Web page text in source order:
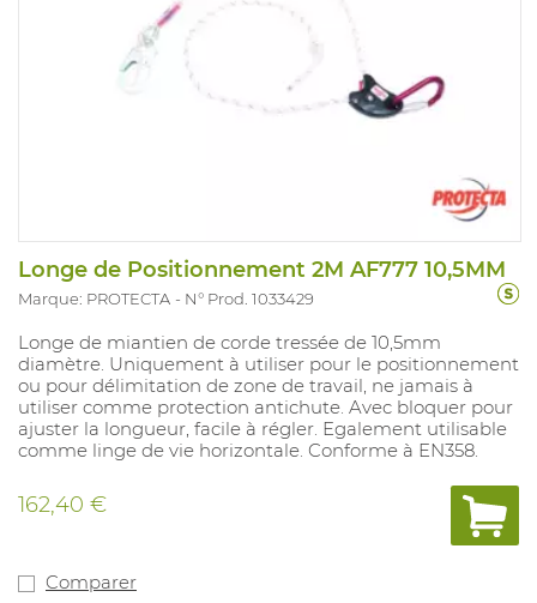
Longe de Positionnement 2M AF777 10,5MM
Marque: PROTECTA N° Prod. 1033429
Longe de miantien de corde tressée de 10,5mm
diamètre. Uniquement à utiliser pour le positionnement
ou pour délimitation de zone de travail, ne jamais à
utiliser comme protection antichute. Avec bloquer pour
ajuster la longueur, facile à régler. Egalement utilisable
comme linge de vie horizontale. Conforme à EN358.
162,40 €
Comparer